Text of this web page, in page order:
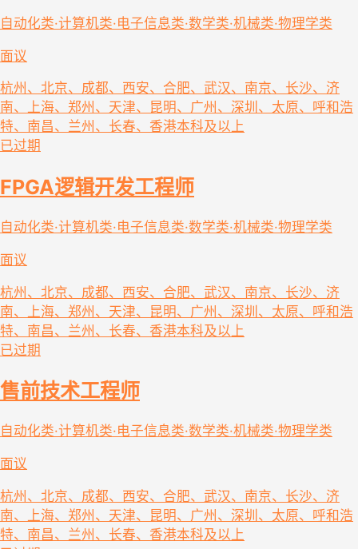
自动化类·计算机类·电子信息类·数学类·机械类·物理学类
面议
杭州、北京、成都、西安、合肥、武汉、南京、长沙、济
南、上海、郑州、天津、昆明、广州、深圳、太原、呼和浩
特、南昌、兰州、长春、香港本科及以上
已过期
FPGA逻辑开发工程师
自动化类·计算机类·电子信息类·数学类·机械类·物理学类
面议
杭州、北京、成都、西安、合肥、武汉、南京、长沙、济
南、上海、郑州、天津、昆明、广州、深圳、太原、呼和浩
特、南昌、兰州、长春、香港本科及以上
已过期
售前技术工程师
自动化类·计算机类·电子信息类·数学类·机械类·物理学类
面议
杭州、北京、成都、西安、合肥、武汉、南京、长沙、济
南、上海、郑州、天津、昆明、广州、深圳、太原、呼和浩
特、南昌、兰州、长春、香港本科及以上